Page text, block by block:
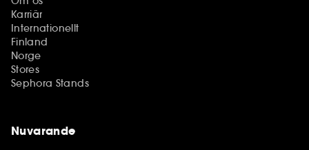
Karriär
Internationellt
Finland
Norge
Stores
Sephora Stands
Nuvarande